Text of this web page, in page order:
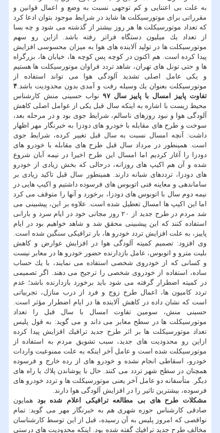
به علت بی اعتنایی و كم توجهی نسبت به وضع و اعمال قوانین و
مقرراتی برای موتورسیكلت ها شاید در شرایط موجود بتوان ادعا كرد
كه تعداد موتورسیكلت ها هر روز بیشتر از گذشته می شود و چه بسا
از تعداد یك میلیون دستگاه فراتر رفته باشد. ازاین رو سهم
موتورسیكلت ها در تولید آلاینده های هوا به میزان محسوسی افزایش
پیدا كرده است. هم اكنون در كوچه پس كوچه ها، خیابان ها، بزرگراه
ها و حتی تونل های تهران، شاهد تردد فراوان موتورسیكلت ها هستیم
و یكی عامل اصلی تشدید آلودگی هوا می تواند استفاده از
موتورسیكلت بعنوان یك وسیله رفت و آمدی بدون محدودیت باشد. ۴
تفاوت پاییز امسال با پاییز سال ۹۷
نواب حسینی منش كارشناس
محیط زیست با اشاره به اینكه سال قبل یكی از عوامل اصلی كاهش
آلودگی هوا و نبود روزهای ناسالم، شرایط جوی بود و در مرحله بعد،
سوخت و طرح های مقابله با خودرو های دودزا به خبرنگار مهر اظهار
داشت: آنچه امسال نسبت به سال قبل تغییر كرده، شرایط جوی
است. همینطور در مرداد سال قبل طرح های مقابله با خودرو های
دودزا را آغاز كردیم اما امسال این طرح اخیرا در نیمه آبان شروع
شده و آن هم اكیپ های روزانه، درحالی كه بخش زیادی از خودرو
های دودزا، ترددهای شبانه دارند. همینطور سال قبل تاكید زیادی بر
ساماندهی و معاینه فنی اتوبوس های فرسوده داشتیم و اكیپ هایی در
نیمه دوم سال با اتوبوس های دودزا، برخورد و آنها را متوقف می كرد
اما این اكیپ ها امسال تعطیل شده است. علاوه بر این، پیشبینی می
شد مردم در طرح جدید از ۲۰ روز مجانی خود در ایام سرد و بارانی
استفاده كنند كه این پیشبینی محقق شد و شاهد خواهیم بود در ایام
پاییز، به علت افزایش تردد خودرو ها، بار ترافیكی سنگین شده است.
وی افزود: تصمیم كمیته آلودگی هوا در افزایش عوارض و كاهش
بلیت مترو و اتوبوس، عامل بازدارنده حضور خودرو ها در معابر نیست
و كسانی كه از خودروی شخصی استفاده می نمایند، با یك حساب
ساده، استفاده از خودروی شخصی را ترجیح می دهند. اگر تصمیمی
در كمیته اضطرار گرفته می شود باید برخورد بازدارنده باشد؛ عدم
تردد كامیون ها، اعمال طرح زوج و فرد از درب منازل، تجربیاتی
است كه نشان داده در كاهش آلاینده ها در ایام اضطرار مؤثر است.
حسینی منش، سومین تفاوت امسال با سال قبل را تعداد
موتورسیكلت ها در سطح معابر می داند و می گوید: به قول پلیس
تعداد موتورسیكلت ها بر اثر طرح جدید ترافیك افزایش پیدا كرده
ازاین رو محدودیت های جدید، سبب تشویق مردم به استفاده از
موتورسیكلت شده است و عامل آخر اینكه به علت ممنوعیت واردات
خودرو، اسقاطی انجام نشده و خودرو های از رده خارج و فرسوده
همچنان در سطح شهر تردد می كنند. حال با پوشاندن پلاك یا راه های
دیگر. متأسفانه دو عامل آخر یعنی موتورسیكلت ها و تردد خودرو های
فرسوده، بیشترین تاثیر را در افزایش آلودگی هوا دارند.
مشكلات طرح های بی مطالعه ترافیكی اعلام شده بود همایون
صادقی كارشناس حوزه شهری هم به خبرنگار مهر می گوید: تمام
نواقصی كه امروز پلیس به آن رسیده، قبل از این توسط كارشناسان
مخالف طرح جدید ترافیك گفته شده بود. اینكه محدودیت های درستی